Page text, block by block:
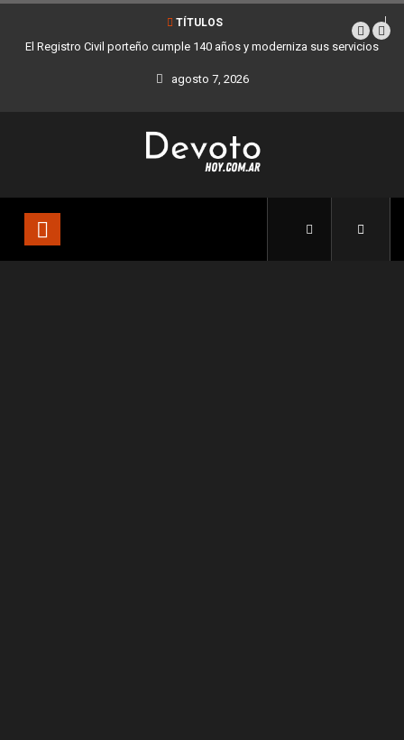
TÍTULOS
El Registro Civil porteño cumple 140 años y moderniza sus servicios
agosto 7, 2026